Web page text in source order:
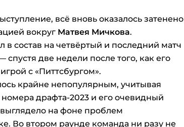
всё вновь оказалось затенено
вокруг Матвея Мичкова.
в состав на четвёртый и последний матч
две недели после того, как его
с «Питтсбургом».
крайне непопулярным, учитывая
драфта-2023 и его очевидный
на фоне проблем
Во втором раунде команда ни разу не